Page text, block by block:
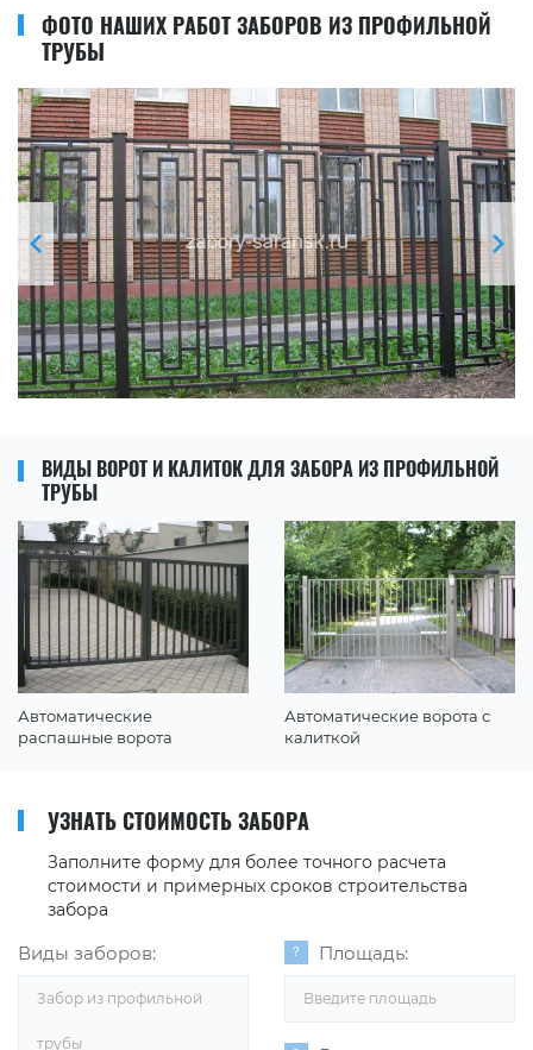
ФОТО НАШИХ РАБОТ ЗАБОРОВ ИЗ ПРОФИЛЬНОЙ
ТРУБЫ
ВИДЫ ВОРОТ И КАЛИТОК ДЛЯ ЗАБОРА ИЗ ПРОФИЛЬНОЙ
ТРУБЫ
Автоматические
распашные ворота
Автоматические ворота с
калиткой
УЗНАТЬ СТОИМОСТЬ ЗАБОРА
Заполните форму для более точного расчета
стоимости и примерных сроков строительства
забора
Виды заборов:
Забор из профильной
трубы
Площадь: